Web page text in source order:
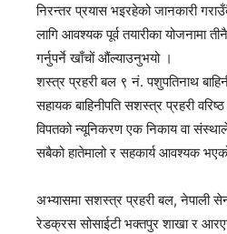
निरन्तर प्रयास भइरहेको जानकारी
लागि आवश्यक पूर्व तयारीका योजनामा
गर्नुपर्ने खाँचों औंल्याउनुभयो ।
शस्त्र प्रहरी बल ९ नं. पशुपतिनाथ
सहायक बाहिनीपति सशस्त्र प्रहरी
विपतको न्यूनिकरण एक निकाय वा
सबैको हातेमालो र सहकार्य आवश्यक
अभ्यासमा सशस्त्र प्रहरी बल, नेपाली
रेडक्रस सोसाईटी भक्तपुर शाखा र